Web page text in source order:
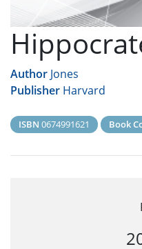
Author Jones
Publisher Harvard
ISBN 0674991621 Book